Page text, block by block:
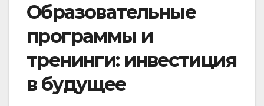
Образовательные
программы и
тренинги: инвестиция
в будущее